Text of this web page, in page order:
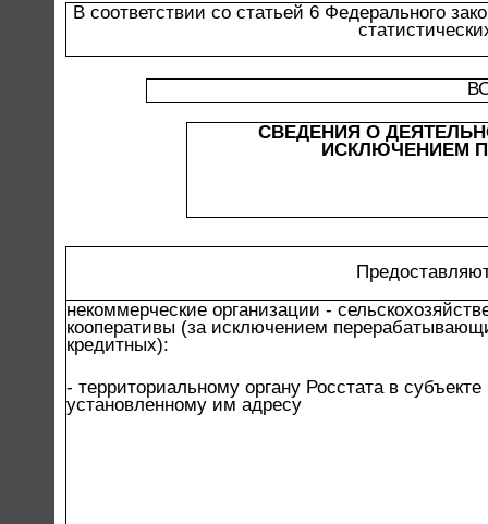
В соответствии со статьей 6 Федерального
СВЕДЕНИЯ О
ИСКЛЮЧЕНИЕМ
некоммерческие организации -
кооперативы (за исключением
кредитных):
- территориальному органу Росстата в
установленному им адресу